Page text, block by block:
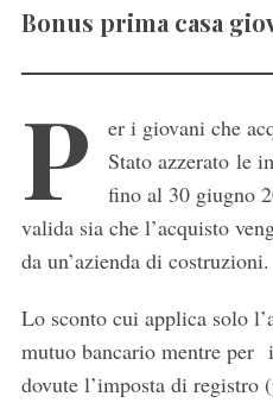
Bonus prima casa
P
er i giovani che
Stato azzerato le
fino al 30 giugno
valida sia che l’acquisto
da un’azienda di costruzioni.
Lo sconto cui applica solo
mutuo bancario mentre per
dovute l’imposta di registro